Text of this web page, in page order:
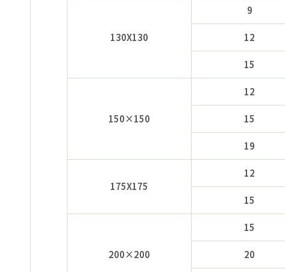
130X130
9
12
15
150×150
12
15
19
175X175
12
15
200×200
15
20